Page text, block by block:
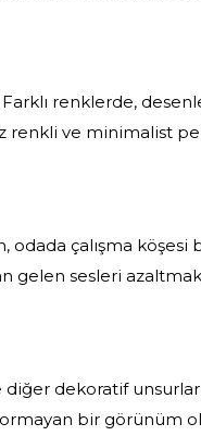
renklerde,
renkli ve minimalist
odada çalışma
gelen sesleri azaltmak
diğer dekoratif
bir görünüm